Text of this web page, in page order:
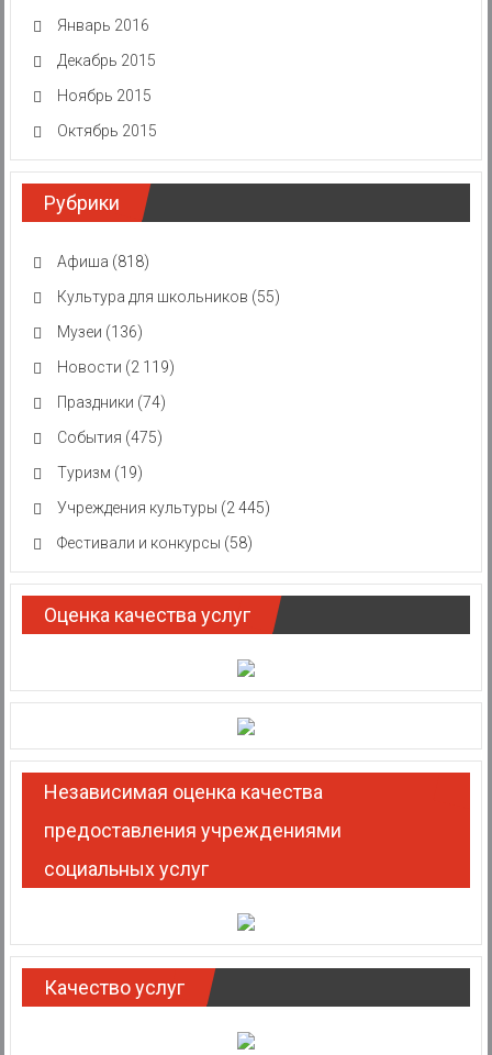
Январь 2016
Декабрь 2015
Ноябрь 2015
Октябрь 2015
Рубрики
Афиша (818)
Культура для школьников (55)
Музеи (136)
Новости (2 119)
Праздники (74)
События (475)
Туризм (19)
Учреждения культуры (2 445)
Фестивали и конкурсы (58)
Оценка качества услуг
Независимая оценка качества
предоставления учреждениями
социальных услуг
Качество услуг